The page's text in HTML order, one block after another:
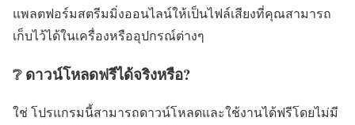
แพลตฟอร์มสตรีมมิ่งออนไลน์ให้เป็นไฟล์เสียงที่คุณสามารถ
เก็บไว้ได้ในเครื่องหรืออุปกรณ์ต่างๆ
❔ ดาวน์โหลดฟรีได้จริงหรือ?
ใช่ โปรแกรมนี้สามารถดาวน์โหลดและใช้งานได้ฟรีโดยไม่มี